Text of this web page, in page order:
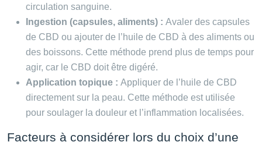
circulation sanguine.
Ingestion (capsules, aliments) : Avaler des capsules
de CBD ou ajouter de l’huile de CBD à des aliments ou
des boissons. Cette méthode prend plus de temps pour
agir, car le CBD doit être digéré.
Application topique : Appliquer de l’huile de CBD
directement sur la peau. Cette méthode est utilisée
pour soulager la douleur et l’inflammation localisées.
Facteurs à considérer lors du choix d’une